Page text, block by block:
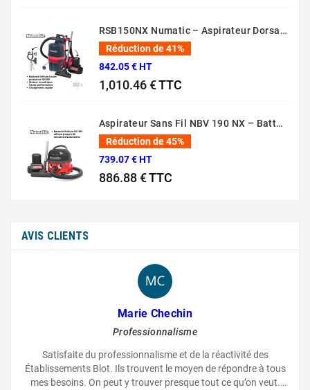
RSB150NX Numatic – Aspirateur Dorsal Pro [80 Min – 5L – 36V]
Réduction de 41%
842.05 € HT
1,010.46 €TTC
Aspirateur Sans Fil NBV 190 NX – Batterie 36V Professionnel
Réduction de 45%
739.07 € HT
886.88 €TTC
AVIS CLIENTS
Marie Chechin
Professionnalisme
Satisfaite du professionnalisme et de la réactivité des
Établissements Blot. Ils trouvent le moyen de répondre à tous
mes besoins. On peut y trouver presque tout ce qu’on veut.